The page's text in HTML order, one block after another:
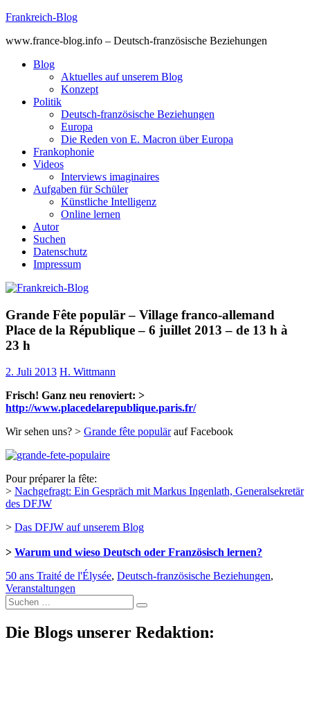
Skip
content
Frankreich-Blog
www.france-blog.info – Deutsch-französische Beziehungen
Blog
Aktuelles auf unserem Blog
Konzept
Politik
Deutsch-französische Beziehungen
Europa
Die Reden von E. Macron über Europa
Frankophonie
Videos
Interviews imaginaires
Aufgaben für Schüler
Künstliche Intelligenz
Online lernen
Autor
Suchen
Datenschutz
Impressum
Grande Fête populär – Village franco-allemand
Place de la République – 6 juillet 2013 – de 13 h à
23 h
2. Juli 2013 H. Wittmann
Frisch! Ganz neu renoviert: >
http://www.placedelarepublique.paris.fr/
Wir sehen uns? > Grande fête populärauf Facebook
Pour préparer la fête:
> Nachgefragt: Ein Gespräch mit Markus Ingenlath, Generalsekretär
des DFJW
> Das DFJW auf unserem Blog
> Warum und wieso Deutsch oder Französisch lernen?
50 ans Traité de l'Élysée, Deutsch-französische Beziehungen,
Veranstaltungen
Suche
nach:
Die Blogs unserer Redaktion: